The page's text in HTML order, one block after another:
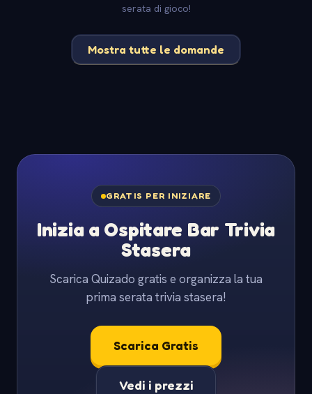
serata di gioco!
Mostra tutte le domande
GRATIS PER INIZIARE
Inizia a Ospitare Bar Trivia
Stasera
Scarica Quizado gratis e organizza la tua
prima serata trivia stasera!
Scarica Gratis
Vedi i prezzi